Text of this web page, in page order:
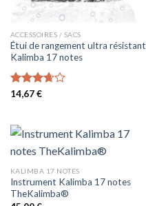
ACCESSOIRES / SACS
Étui de rangement ultra résistant
Kalimba 17 notes
Note
14,67€
KALIMBA 17 NOTES
Instrument Kalimba 17 notes
TheKalimba®